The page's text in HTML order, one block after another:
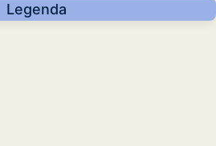
Legenda